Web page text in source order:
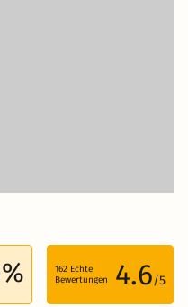
162 Echte
Bewertungen
4.6/5